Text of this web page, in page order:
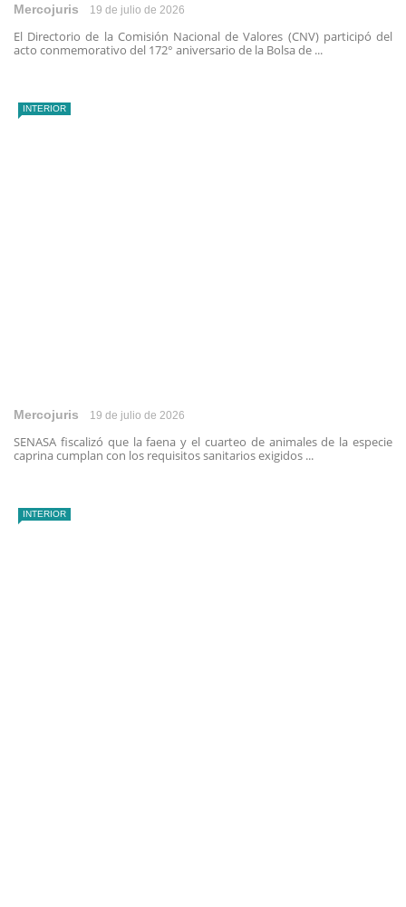
Mercojuris 19 de julio de 2026
El Directorio de la Comisión Nacional de Valores (CNV) participó del
acto conmemorativo del 172° aniversario de la Bolsa de ...
INTERIOR
Mercojuris 19 de julio de 2026
SENASA fiscalizó que la faena y el cuarteo de animales de la especie
caprina cumplan con los requisitos sanitarios exigidos ...
INTERIOR